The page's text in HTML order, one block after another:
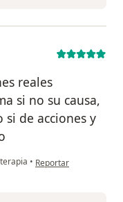
reales
si no su causa,
si de acciones y
• en opinión del usuario
Reportar